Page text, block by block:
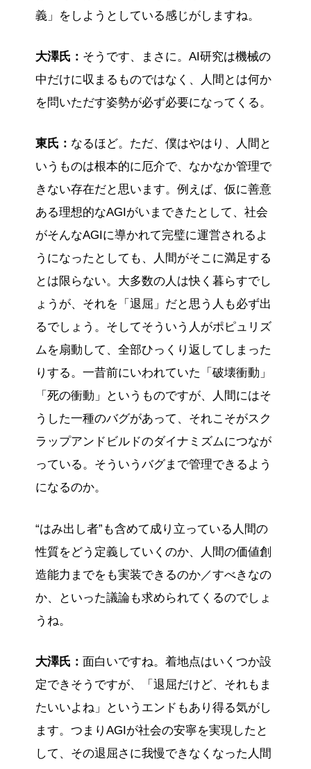
義」をしようとしている感じがしますね。
大澤氏： そうです、まさに。AI研究は機械の
中だけに収まるものではなく、人間とは何か
を問いただす姿勢が必ず必要になってくる。
東氏： なるほど。ただ、僕はやはり、人間と
いうものは根本的に厄介で、なかなか管理で
きない存在だと思います。例えば、仮に善意
ある理想的なAGIがいまできたとして、社会
がそんなAGIに導かれて完璧に運営されるよ
うになったとしても、人間がそこに満足する
とは限らない。大多数の人は快く暮らすでし
ょうが、それを「退屈」だと思う人も必ず出
るでしょう。そしてそういう人がポピュリズ
ムを扇動して、全部ひっくり返してしまった
りする。一昔前にいわれていた「破壊衝動」
「死の衝動」というものですが、人間にはそ
うした一種のバグがあって、それこそがスク
ラップアンドビルドのダイナミズムにつなが
っている。そういうバグまで管理できるよう
になるのか。
“はみ出し者”も含めて成り立っている人間の
性質をどう定義していくのか、人間の価値創
造能力までをも実装できるのか／すべきなの
か、といった議論も求められてくるのでしょ
うね。
大澤氏： 面白いですね。着地点はいくつか設
定できそうですが、「退屈だけど、それもま
たいいよね」というエンドもあり得る気がし
ます。つまりAGIが社会の安寧を実現したと
して、その退屈さに我慢できなくなった人間